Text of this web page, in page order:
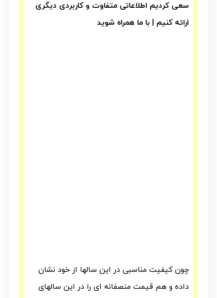
سعی کردیم اطلاعاتی متفاوت و کاربردی دیگری
ارائه کنیم | با ما همراه شوید
چون کیفیت مناسبی در این سالها از خود نشان
داده و هم قیمت منصفانه ای را در این سالهای